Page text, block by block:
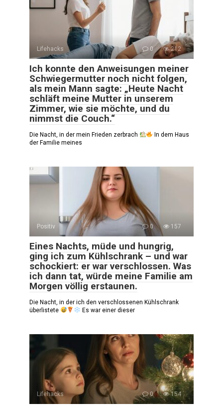
Lifehacks 0 212
Ich konnte den Anweisungen meiner
Schwiegermutter noch nicht folgen,
als mein Mann sagte: „Heute Nacht
schläft meine Mutter in unserem
Zimmer, wie sie möchte, und du
nimmst die Couch.“
Die Nacht, in der mein Frieden zerbrach
In dem Haus
der Familie meines
Positiv 0 157
Eines Nachts, müde und hungrig,
ging ich zum Kühlschrank – und war
schockiert: er war verschlossen. Was
ich dann tat, würde meine Familie am
Morgen völlig erstaunen.
Die Nacht, in der ich den verschlossenen Kühlschrank
überlistete
Es war einer dieser
Lifehacks 0 154